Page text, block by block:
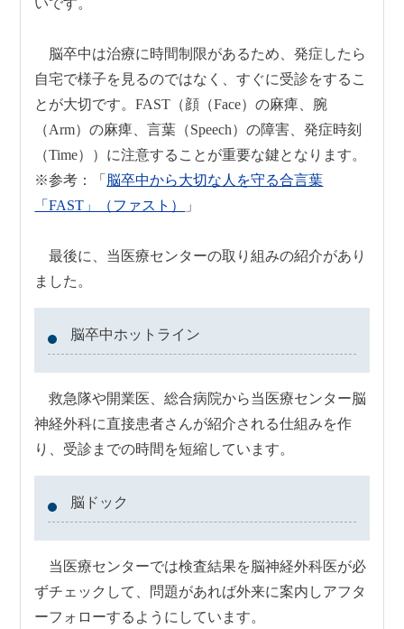
脳卒中は治療に時間制限があるため、発症したら
自宅で様子を見るのではなく、すぐに受診をするこ
とが大切です。FAST（顔（Face）の麻痺、腕
（Arm）の麻痺、言葉（Speech）の障害、発症時刻
（Time））に注意することが重要な鍵となります。
※参考：「 脳卒中から大切な人を守る合言葉
「FAST」（ファスト）
」
最後に、当医療センターの取り組みの紹介があり
ました。
脳卒中ホットライン
救急隊や開業医、総合病院から当医療センター脳
神経外科に直接患者さんが紹介される仕組みを作
り、受診までの時間を短縮しています。
脳ドック
当医療センターでは検査結果を脳神経外科医が必
ずチェックして、問題があれば外来に案内しアフタ
ーフォローするようにしています。